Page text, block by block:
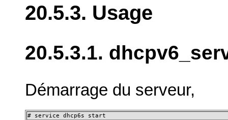
20.5.3. Usage
20.5.3.1.
Démarrage du serveur,
# service dhcp6s start